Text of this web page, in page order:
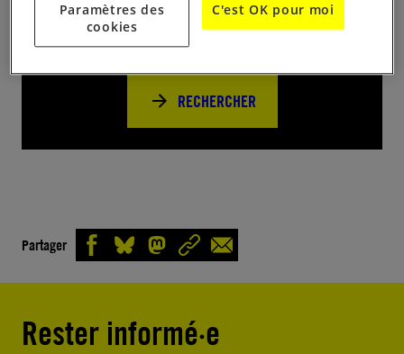
Trouvez d’autres événements pour agir
avec nous
RECHERCHER
Partager
Rester informé·e
Paramètres des
cookies
C'est OK pour moi